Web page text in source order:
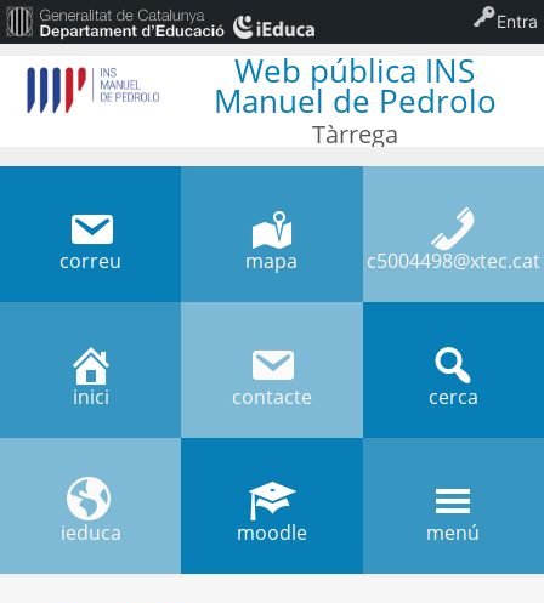
Web pública INS
Manuel de Pedrolo
Tàrrega
correu mapa c5004498@xtec.cat
inici contacte cerca
ieduca moodle menú
Entra